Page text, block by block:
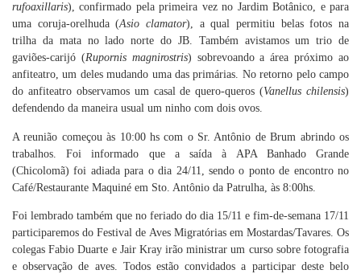
rufoaxillaris), confirmado pela primeira vez no Jardim Botânico, e para
uma coruja-orelhuda (Asio clamator), a qual permitiu belas fotos na
trilha da mata no lado norte do JB. Também avistamos um trio de
gaviões-carijó (Rupornis magnirostris) sobrevoando a área próximo ao
anfiteatro, um deles mudando uma das primárias. No retorno pelo campo
do anfiteatro observamos um casal de quero-queros (Vanellus chilensis)
defendendo da maneira usual um ninho com dois ovos.
A reunião começou às 10:00 hs com o Sr. Antônio de Brum abrindo os
trabalhos. Foi informado que a saída à APA Banhado Grande
(Chicolomã) foi adiada para o dia 24/11, sendo o ponto de encontro no
Café/Restaurante Maquiné em Sto. Antônio da Patrulha, às 8:00hs.
Foi lembrado também que no feriado do dia 15/11 e fim-de-semana 17/11
participaremos do Festival de Aves Migratórias em Mostardas/Tavares. Os
colegas Fabio Duarte e Jair Kray irão ministrar um curso sobre fotografia
e observação de aves. Todos estão convidados a participar deste belo